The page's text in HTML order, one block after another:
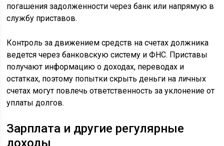
погашения задолженности через банк или напрямую в
службу приставов.
Контроль за движением средств на счетах должника
ведется через банковскую систему и ФНС. Приставы
получают информацию о доходах, переводах и
остатках, поэтому попытки скрыть деньги на личных
счетах могут повлечь ответственность за уклонение от
уплаты долгов.
Зарплата и другие регулярные
доходы